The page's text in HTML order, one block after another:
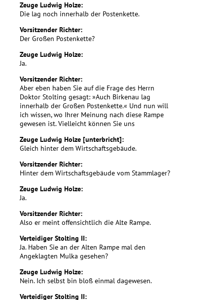
Zeuge Ludwig Holze:
Die lag noch innerhalb der Postenkette.
Vorsitzender Richter:
Der Großen Postenkette?
Zeuge Ludwig Holze:
Ja.
Vorsitzender Richter:
Aber eben haben Sie auf die Frage des Herrn
Doktor Stolting gesagt: »Auch Birkenau lag
innerhalb der Großen Postenkette.« Und nun will
ich wissen, wo Ihrer Meinung nach diese Rampe
gewesen ist. Vielleicht können Sie uns
Zeuge Ludwig Holze [unterbricht]:
Gleich hinter dem Wirtschaftsgebäude.
Vorsitzender Richter:
Hinter dem Wirtschaftsgebäude vom Stammlager?
Zeuge Ludwig Holze:
Ja.
Vorsitzender Richter:
Also er meint offensichtlich die Alte Rampe.
Verteidiger Stolting II:
Ja. Haben Sie an der Alten Rampe mal den
Angeklagten Mulka gesehen?
Zeuge Ludwig Holze:
Nein. Ich selbst bin bloß einmal dagewesen.
Verteidiger Stolting II: